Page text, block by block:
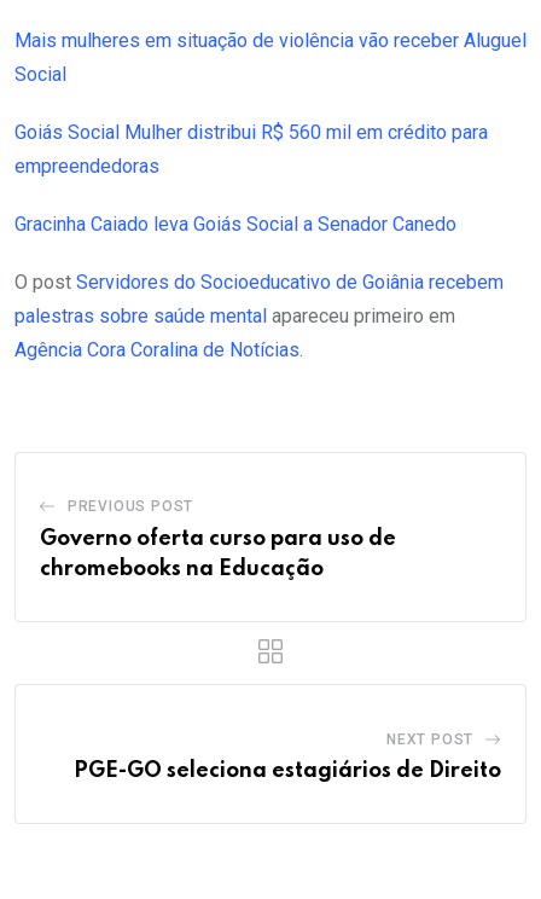
Mais mulheres em situação de violência vão receber Aluguel
Social
Goiás Social Mulher distribui R$ 560 mil em crédito para
empreendedoras
Gracinha Caiado leva Goiás Social a Senador Canedo
O post Servidores do Socioeducativo de Goiânia recebem
palestras sobre saúde mental apareceu primeiro em
Agência Cora Coralina de Notícias.
PREVIOUS POST
Governo oferta curso para uso de
chromebooks na Educação
NEXT POST
PGE-GO seleciona estagiários de Direito